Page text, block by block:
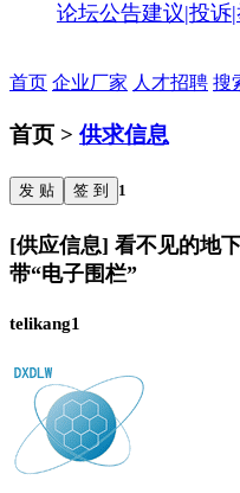
论坛公告建议|投诉
首页 企业厂家 人才招聘 搜
首页 > 供求信息
发 贴 签 到 1
[供应信息] 看不见的地
带“电子围栏”
telikang1